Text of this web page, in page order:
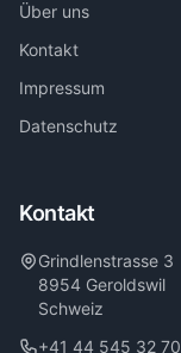
Über uns
Kontakt
Impressum
Datenschutz
Kontakt
Grindlenstrasse 3
8954 Geroldswil
Schweiz
+41 44 545 32 70